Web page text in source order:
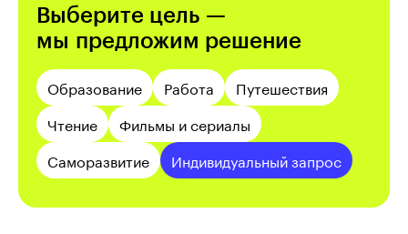
Выберите цель —
мы предложим решение
Образование Работа
Путешествия
Чтение
Фильмы и сериалы
Саморазвитие
Индивидуальный запрос